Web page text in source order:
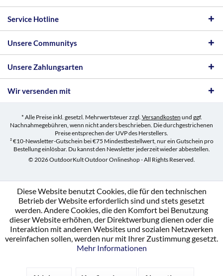
Service Hotline
Unsere Communitys
Unsere Zahlungsarten
Wir versenden mit
* Alle Preise inkl. gesetzl. Mehrwertsteuer zzgl. Versandkosten und ggf.
Nachnahmegebühren, wenn nicht anders beschrieben. Die durchgestrichenen
Preise entsprechen der UVP des Herstellers.
² €10-Newsletter-Gutschein bei €75 Mindestbestellwert, nur ein Gutschein pro
Bestellung einlösbar. Du kannst den Newsletter jederzeit wieder abbestellen.
© 2026 OutdoorKult Outdoor Onlineshop - All Rights Reserved.
Diese Website benutzt Cookies, die für den technischen
Betrieb der Website erforderlich sind und stets gesetzt
werden. Andere Cookies, die den Komfort bei Benutzung
dieser Website erhöhen, der Direktwerbung dienen oder die
Interaktion mit anderen Websites und sozialen Netzwerken
vereinfachen sollen, werden nur mit Ihrer Zustimmung gesetzt.
Mehr Informationen